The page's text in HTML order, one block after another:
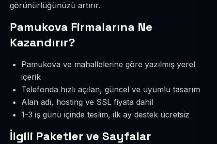
görünürlüğünüzü artırır.
Pamukova Firmalarına Ne
Kazandırır?
Pamukova ve mahallelerine göre yazılmış yerel
içerik
Telefonda hızlı açılan, güncel ve uyumlu tasarım
Alan adı, hosting ve SSL fiyata dahil
1-3 iş günü içinde teslim, ilk ay destek ücretsiz
İlgili Paketler ve Sayfalar